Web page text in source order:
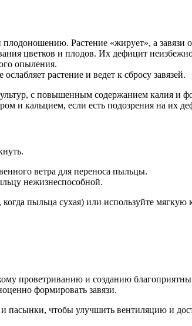
Растение «жирует», а завязи
цветков и плодов. Их дефицит
опыления.
растение и ведет к сбросу завязей.
с повышенным содержанием калия и
и кальцием, если есть подозрения на их
ветра для переноса пыльцы.
нежизнеспособной.
пыльца сухая) или используйте
проветриванию и созданию
формировать завязи.
чтобы улучшить вентиляцию и